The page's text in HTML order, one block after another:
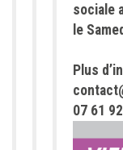
sociale
le
Plus
07 61